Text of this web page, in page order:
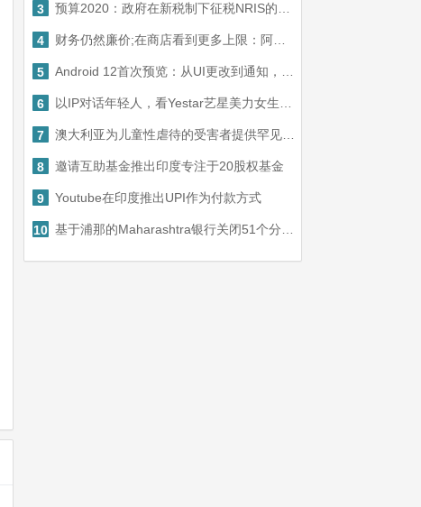
3 预算2020：政府在新税制下征税NRIS的印度收入
4 财务仍然廉价;在商店看到更多上限：阿什莫尔的投资
5 Android 12首次预览：从UI更改到通知，手势到图像质量，这是什么是新的
6 以IP对话年轻人，看Yestar艺星美力女生盛典如何“进化”
7 澳大利亚为儿童性虐待的受害者提供罕见的国家道歉
8 邀请互助基金推出印度专注于20股权基金
9 Youtube在印度推出UPI作为付款方式
10 基于浦那的Maharashtra银行关闭51个分支机构以削减成本